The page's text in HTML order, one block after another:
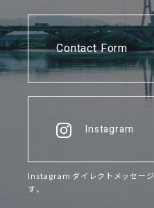
Contact Form
Instagram
Instagram ダイレクトメッセー
す。